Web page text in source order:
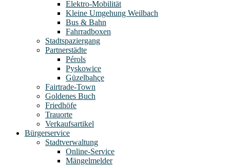
Elektro-Mobilität
Kleine Umgehung Weilbach
Bus & Bahn
Fahrradboxen
Stadtspaziergang
Partnerstädte
Pérols
Pyskowice
Güzelbahçe
Fairtrade-Town
Goldenes Buch
Friedhöfe
Trauorte
Verkaufsartikel
Bürgerservice
Stadtverwaltung
Online-Service
Mängelmelder